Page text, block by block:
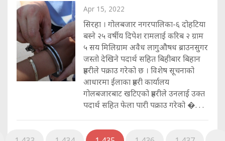
Apr 15, 2022
सिरहा । गोलबजार नगरपालिका-६ दोहटिया
बस्ने २५ वर्षीय दिपेश रामलाई करिब २ ग्राम
५ सय मिलिग्राम अवैध लागुऔषध ब्राउनसुगर
जस्तो देखिने पदार्थ सहित बिहीबार बिहान
प्रहरीले पक्राउ गरेको छ । विशेष सूचनाको
आधारमा ईलाका प्रहरी कार्यालय
गोलबजारबाट खटिएको प्रहरीले उनलाई उक्त
पदार्थ सहित फेला पारी पक्राउ गरेको �. . .